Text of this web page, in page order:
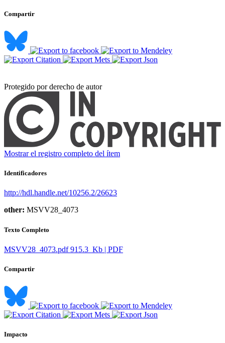
Compartir
Protegido por derecho de autor
Mostrar el registro completo del ítem
Identificadores
http://hdl.handle.net/10256.2/26623
other: MSVV28_4073
Texto Completo
MSVV28_4073.pdf 915.3 Kb | PDF
Compartir
Impacto